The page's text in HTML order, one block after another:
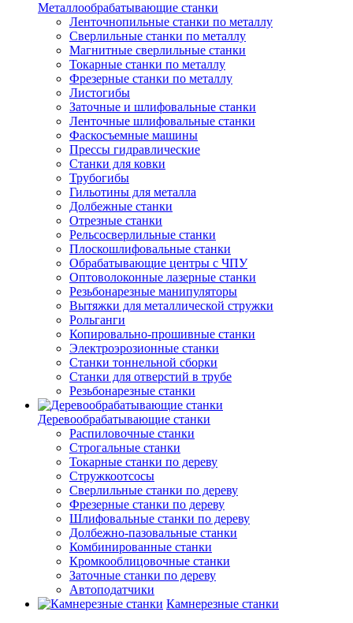
Металлообрабатывающие станки
Ленточнопильные станки по металлу
Сверлильные станки по металлу
Магнитные сверлильные станки
Токарные станки по металлу
Фрезерные станки по металлу
Листогибы
Заточные и шлифовальные станки
Ленточные шлифовальные станки
Фаскосъемные машины
Прессы гидравлические
Станки для ковки
Трубогибы
Гильотины для металла
Долбежные станки
Отрезные станки
Рельсосверлильные станки
Плоскошлифовальные станки
Обрабатывающие центры с ЧПУ
Оптоволоконные лазерные станки
Резьбонарезные манипуляторы
Вытяжки для металлической стружки
Рольганги
Копировально-прошивные станки
Электроэрозионные станки
Станки тоннельной сборки
Станки для отверстий в трубе
Резьбонарезные станки
Деревообрабатывающие станки
Распиловочные станки
Строгальные станки
Токарные станки по дереву
Стружкоотсосы
Сверлильные станки по дереву
Фрезерные станки по дереву
Шлифовальные станки по дереву
Долбежно-пазовальные станки
Комбинированные станки
Кромкооблицовочные станки
Заточные станки по дереву
Автоподатчики
Камнерезные станки